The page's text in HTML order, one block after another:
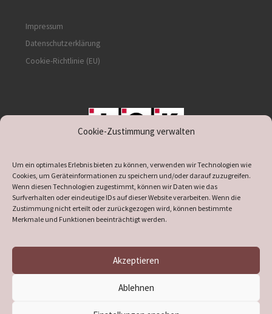
Cookie-Zustimmung verwalten
Um ein optimales Erlebnis bieten zu können, verwenden wir Technologien wie
Cookies, um Geräteinformationen zu speichern und/oder darauf zuzugreifen.
Wenn diesen Technologien zugestimmt, können wir Daten wie das
Surfverhalten oder eindeutige IDs auf dieser Website verarbeiten. Wenn die
Zustimmung nicht erteilt oder zurückgezogen wird, können bestimmte
Merkmale und Funktionen beeinträchtigt werden.
Akzeptieren
Ablehnen
Impressum
Datenschutzerklärung
Cookie-Richtlinie (EU)
supported by DÖ
Heimatverein Verl– Alle Rechte vorbehalten